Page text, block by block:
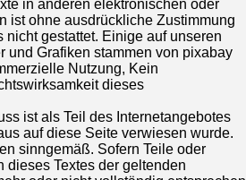
in anderen elektronischen oder
ist ohne ausdrückliche Zustimmung
nicht gestattet. Einige auf unseren
und Grafiken stammen von pixabay
Nutzung, Kein
dieses
ist als Teil des Internetangebotes
auf diese Seite verwiesen wurde.
sinngemäß. Sofern Teile oder
Textes der geltenden